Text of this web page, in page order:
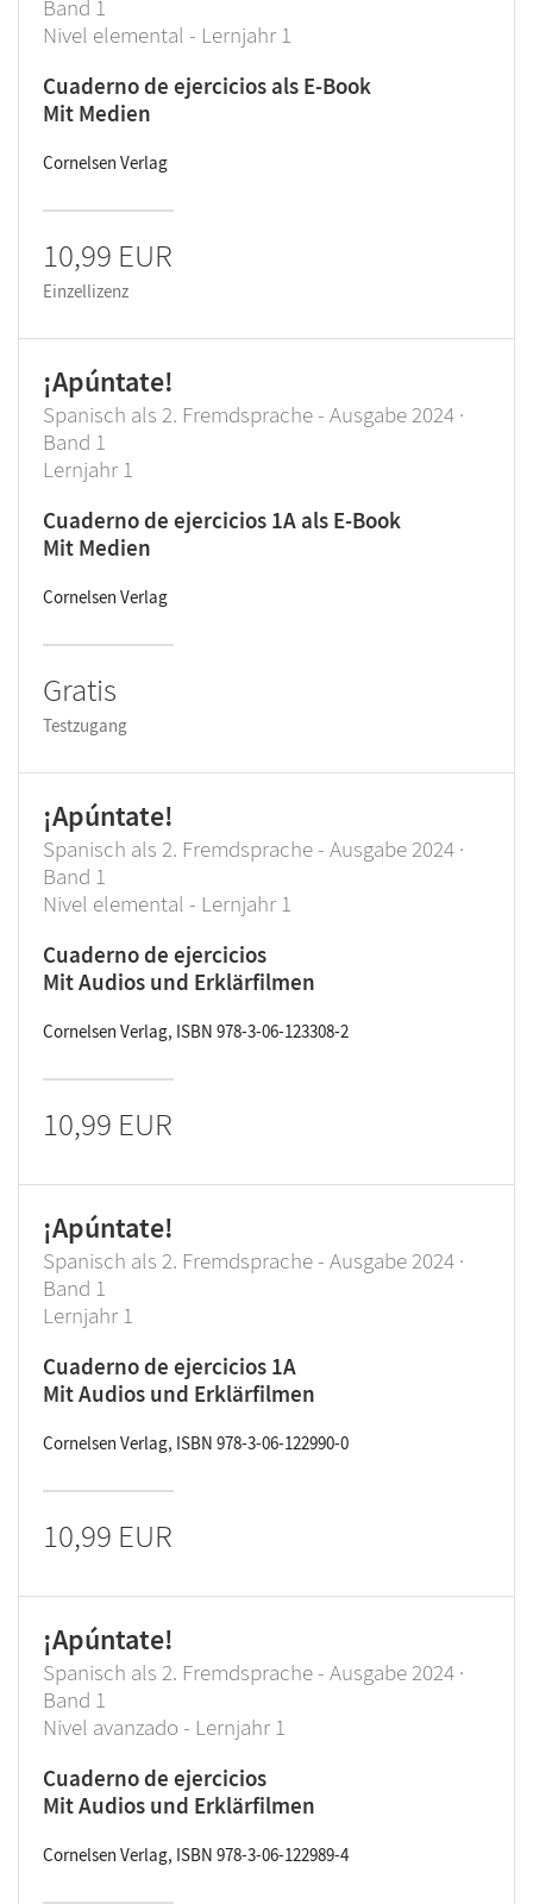
Band 1
Nivel elemental - Lernjahr 1
Cuaderno de ejercicios als E-Book
Mit Medien
Cornelsen Verlag
10,99 EUR
Einzellizenz
¡Apúntate!
Spanisch als 2. Fremdsprache - Ausgabe 2024 ·
Band 1
Lernjahr 1
Cuaderno de ejercicios 1A als E-Book
Mit Medien
Cornelsen Verlag
Gratis
Testzugang
¡Apúntate!
Spanisch als 2. Fremdsprache - Ausgabe 2024 ·
Band 1
Nivel elemental - Lernjahr 1
Cuaderno de ejercicios
Mit Audios und Erklärfilmen
Cornelsen Verlag, ISBN 978-3-06-123308-2
10,99 EUR
¡Apúntate!
Spanisch als 2. Fremdsprache - Ausgabe 2024 ·
Band 1
Lernjahr 1
Cuaderno de ejercicios 1A
Mit Audios und Erklärfilmen
Cornelsen Verlag, ISBN 978-3-06-122990-0
10,99 EUR
¡Apúntate!
Spanisch als 2. Fremdsprache - Ausgabe 2024 ·
Band 1
Nivel avanzado - Lernjahr 1
Cuaderno de ejercicios
Mit Audios und Erklärfilmen
Cornelsen Verlag, ISBN 978-3-06-122989-4